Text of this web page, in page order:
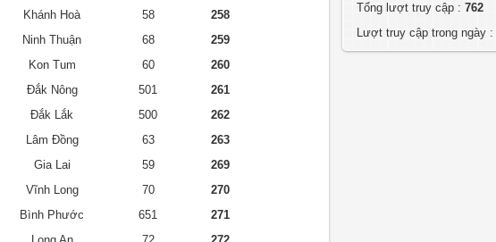
Khánh Hoà 58
258
Ninh Thuận 68
259
Kon Tum 60
260
Đắk Nông 501
261
Đắk Lắk 500
262
Lâm Đồng 63
263
Gia Lai 59
269
Vĩnh Long 70
270
Bình Phước 651
271
Tổng lượt truy cập : 762
Lượt truy cập trong ngày :